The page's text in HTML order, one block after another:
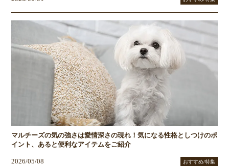
マルチーズの気の強さは愛情深さの現れ！気になる性格としつけのポ
イント、あると便利なアイテムをご紹介
2026/05/08 おすすめ/特集